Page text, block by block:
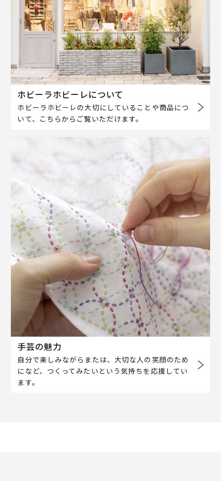
ホビーラホビーレについて
ホビーラホビーレの大切にしていることや商品につ
いて、こちらからご覧いただけます。
手芸の魅力
自分で楽しみながらまたは、大切な人の笑顔のため
になど、つくってみたいという気持ちを応援してい
ます。